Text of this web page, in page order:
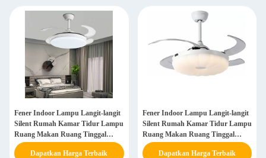
Fener Indoor Lampu Langit-langit
Silent Rumah Kamar Tidur Lampu
Ruang Makan Ruang Tinggal
Hotel Lampu Fan Modern
Dapatkan Harga Terbaik
Fener Indoor Lampu Langit-langit
Silent Rumah Kamar Tidur Lampu
Ruang Makan Ruang Tinggal
Hotel Lampu Fan Modern
Dapatkan Harga Terbaik